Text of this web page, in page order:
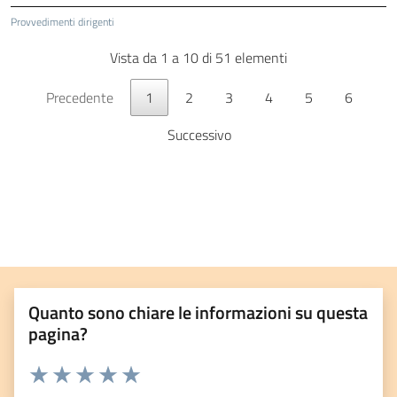
Provvedimenti dirigenti
Vista da 1 a 10 di 51 elementi
Precedente
1 2 3 4 5
6
Successivo
Quanto sono chiare le informazioni su questa
pagina?
Valuta da 1 a 5 stelle la pagina